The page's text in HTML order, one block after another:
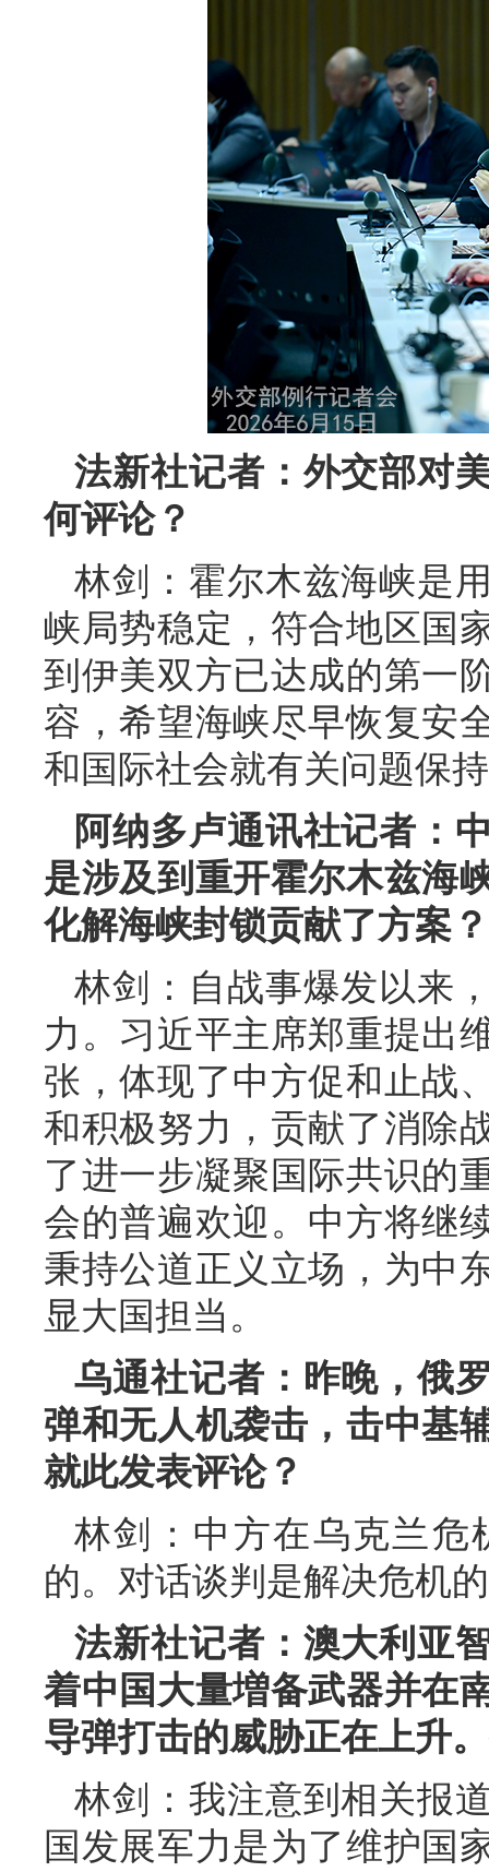
法新社记者：外交部对
何评论？
林剑：霍尔木兹海峡是
峡局势稳定，符合地区国
到伊美双方已达成的第一
容，希望海峡尽早恢复安
和国际社会就有关问题保
阿纳多卢通讯社记者：
是涉及到重开霍尔木兹海
化解海峡封锁贡献了方案？
林剑：自战事爆发以来
力。习近平主席郑重提出
张，体现了中方促和止战
和积极努力，贡献了消除
了进一步凝聚国际共识的
会的普遍欢迎。中方将继
秉持公道正义立场，为中
显大国担当。
乌通社记者：昨晚，俄
弹和无人机袭击，击中基
就此发表评论？
林剑：中方在乌克兰危
的。对话谈判是解决危机
法新社记者：澳大利亚
着中国大量増备武器并在
导弹打击的威胁正在上升
林剑：我注意到相关报
国发展军力是为了维护国